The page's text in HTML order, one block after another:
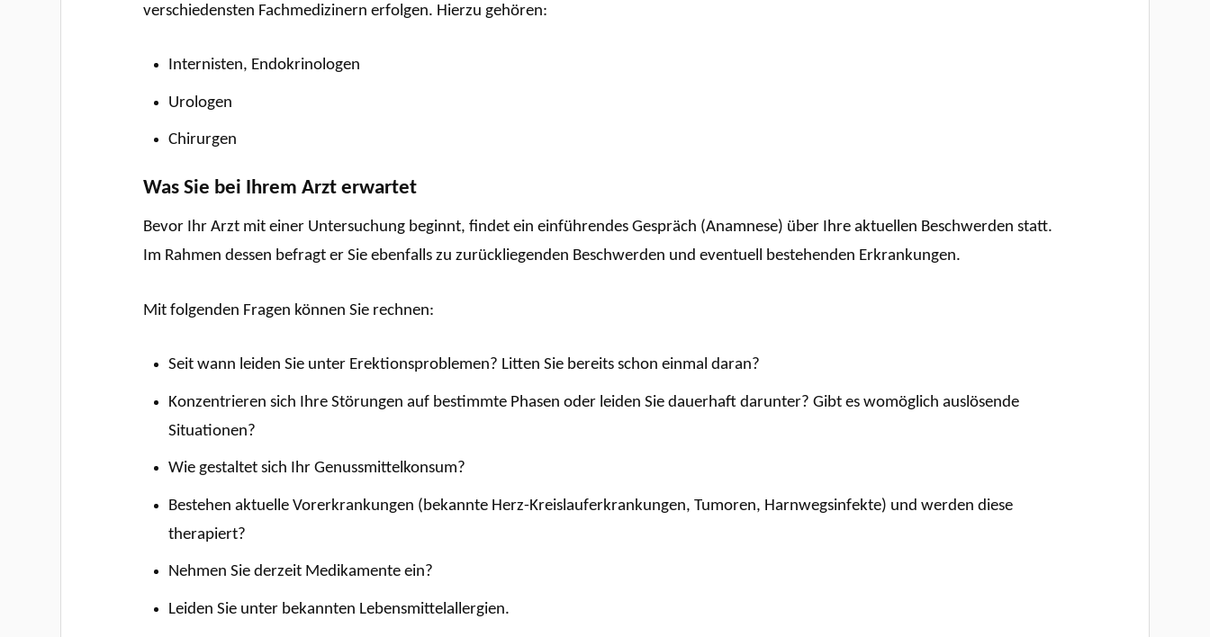
verschiedensten Fachmedizinern erfolgen. Hierzu gehören:
Internisten, Endokrinologen
Urologen
Chirurgen
Was Sie bei Ihrem Arzt erwartet
Bevor Ihr Arzt mit einer Untersuchung beginnt, findet ein einführendes Gespräch (Anamnese) über Ihre aktuellen Beschwerden statt.
Im Rahmen dessen befragt er Sie ebenfalls zu zurückliegenden Beschwerden und eventuell bestehenden Erkrankungen.
Mit folgenden Fragen können Sie rechnen:
Seit wann leiden Sie unter Erektionsproblemen? Litten Sie bereits schon einmal daran?
Konzentrieren sich Ihre Störungen auf bestimmte Phasen oder leiden Sie dauerhaft darunter? Gibt es womöglich auslösende
Situationen?
Wie gestaltet sich Ihr Genussmittelkonsum?
Bestehen aktuelle Vorerkrankungen (bekannte Herz-Kreislauferkrankungen, Tumoren, Harnwegsinfekte) und werden diese
therapiert?
Nehmen Sie derzeit Medikamente ein?
Leiden Sie unter bekannten Lebensmittelallergien.